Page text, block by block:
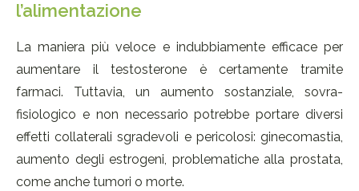
l’alimentazione
La maniera più veloce e indubbiamente efficace per
aumentare il testosterone è certamente tramite
farmaci. Tuttavia, un aumento sostanziale, sovra-
fisiologico e non necessario potrebbe portare diversi
effetti collaterali sgradevoli e pericolosi: ginecomastia,
aumento degli estrogeni, problematiche alla prostata,
come anche tumori o morte.